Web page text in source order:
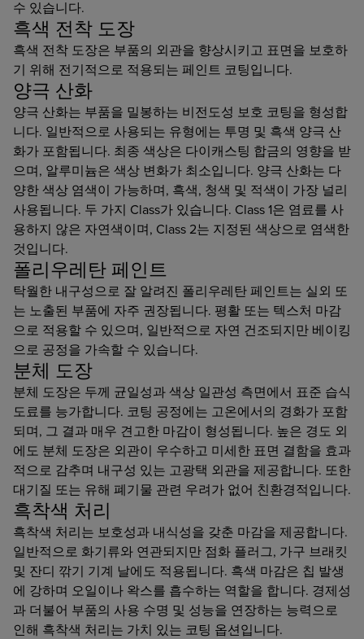
수 있습니다.
흑색 전착 도장
흑색 전착 도장은 부품의 외관을 향상시키고 표면을 보호하
기 위해 전기적으로 적용되는 페인트 코팅입니다.
양극 산화
양극 산화는 부품을 밀봉하는 비전도성 보호 코팅을 형성합
니다. 일반적으로 사용되는 유형에는 투명 및 흑색 양극 산
화가 포함됩니다. 최종 색상은 다이캐스팅 합금의 영향을 받
으며, 알루미늄은 색상 변화가 최소입니다. 양극 산화는 다
양한 색상 염색이 가능하며, 흑색, 청색 및 적색이 가장 널리
사용됩니다. 두 가지 Class가 있습니다. Class 1은 염료를 사
용하지 않은 자연색이며, Class 2는 지정된 색상으로 염색한
것입니다.
폴리우레탄 페인트
탁월한 내구성으로 잘 알려진 폴리우레탄 페인트는 실외 또
는 노출된 부품에 자주 권장됩니다. 평활 또는 텍스처 마감
으로 적용할 수 있으며, 일반적으로 자연 건조되지만 베이킹
으로 공정을 가속할 수 있습니다.
분체 도장
분체 도장은 두께 균일성과 색상 일관성 측면에서 표준 습식
도료를 능가합니다. 코팅 공정에는 고온에서의 경화가 포함
되며, 그 결과 매우 견고한 마감이 형성됩니다. 높은 경도 외
에도 분체 도장은 외관이 우수하고 미세한 표면 결함을 효과
적으로 감추며 내구성 있는 고광택 외관을 제공합니다. 또한
대기질 또는 유해 폐기물 관련 우려가 없어 친환경적입니다.
흑착색 처리
흑착색 처리는 보호성과 내식성을 갖춘 마감을 제공합니다.
일반적으로 화기류와 연관되지만 점화 플러그, 가구 브래킷
및 잔디 깎기 기계 날에도 적용됩니다. 흑색 마감은 칩 발생
에 강하며 오일이나 왁스를 흡수하는 역할을 합니다. 경제성
과 더불어 부품의 사용 수명 및 성능을 연장하는 능력으로
인해 흑착색 처리는 가치 있는 코팅 옵션입니다.